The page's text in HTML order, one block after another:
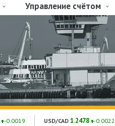
Управление счётом
-0.0019 USD/CAD 1.2478 -0.0022